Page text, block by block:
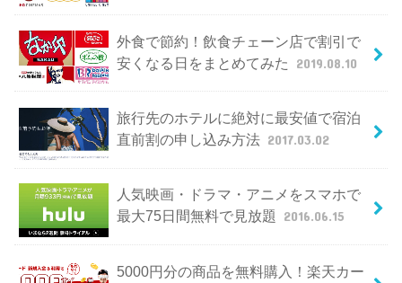
外食で節約！飲食チェーン店で割引で
安くなる日をまとめてみた
2019.08.10
旅行先のホテルに絶対に最安値で宿泊
直前割の申し込み方法 2017.03.02
人気映画・ドラマ・アニメをスマホで
最大75日間無料で見放題
2016.06.15
5000円分の商品を無料購入！楽天カー